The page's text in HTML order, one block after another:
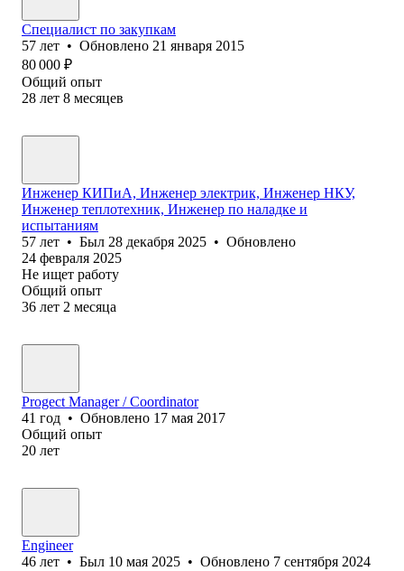
Специалист по закупкам
57 лет • Обновлено 21 января 2015
80 000 ₽
Общий опыт
28 лет 8 месяцев
Инженер КИПиА, Инженер электрик, Инженер НКУ,
Инженер теплотехник, Инженер по наладке и
испытаниям
57 лет • Был 28 декабря 2025 • Обновлено
24 февраля 2025
Не ищет работу
Общий опыт
36 лет 2 месяца
Progect Manager / Coordinator
41 год • Обновлено 17 мая 2017
Общий опыт
20 лет
Engineer
46 лет • Был 10 мая 2025 • Обновлено 7 сентября 2024